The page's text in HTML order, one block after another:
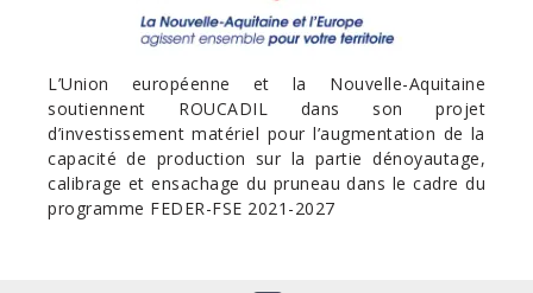
L’Union européenne et la Nouvelle-Aquitaine
soutiennent ROUCADIL dans son projet
d’investissement matériel pour l’augmentation de la
capacité de production sur la partie dénoyautage,
calibrage et ensachage du pruneau dans le cadre du
programme FEDER-FSE 2021-2027